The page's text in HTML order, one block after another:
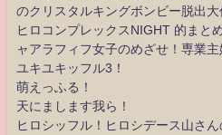
のクリスタルキングボンビー脱出大
ヒロコンプレックスNIGHT 的まと
ャアラフィフ女子のめざせ！専業
ユキユキッフル3！
萌えっふる！
天にまします我ら！
ヒロシッフル！ヒロシデース山さ